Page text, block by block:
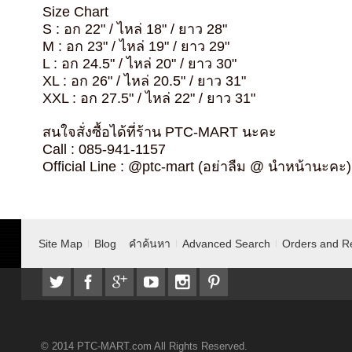
Size Chart
S : อก 22" / ไหล่ 18" / ยาว 28"
M : อก 23" / ไหล่ 19" / ยาว 29"
L : อก 24.5" / ไหล่ 20" / ยาว 30"
XL : อก 26" / ไหล่ 20.5" / ยาว 31"
XXL : อก 27.5" / ไหล่ 22" / ยาว 31"
สนใจสั่งซื้อได้ที่ร้าน PTC-MART นะคะ
Call : 085-941-1157
Official Line : @ptc-mart (อย่าลืม @ นำหน้านะคะ)
Site Map Blog คำค้นหา Advanced Search Orders and
© 2014 PTC-MART.com All Rights Reserved.